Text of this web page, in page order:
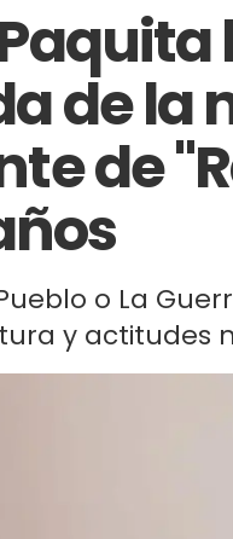
de la
de
o La
y actitudes